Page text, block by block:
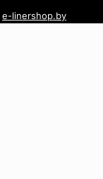
e-linershop.by